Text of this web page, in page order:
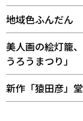
地域色ふんだん
美人画の絵灯籠
うろうまつり」
新作「猿田彦」